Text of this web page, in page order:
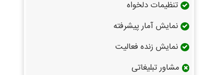
تنظیمات دلخواه
نمایش آمار پیشرفته
نمایش زنده فعالیت
مشاور تبلیغاتی